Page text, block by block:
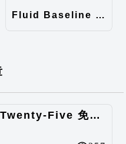
Fluid Baseline Grid主题汉化包
Twenty Twenty-Five 免费的WordPress内容主题